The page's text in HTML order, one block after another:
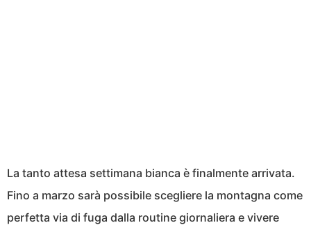
La tanto attesa settimana bianca è finalmente arrivata.
Fino a marzo sarà possibile scegliere la montagna come
perfetta via di fuga dalla routine giornaliera e vivere